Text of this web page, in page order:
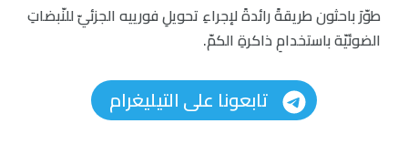
طوّرَ باحثون طريقةً رائدةً لإجراءِ تحويلِ فورييه الجزئيّ للنّبضاتِ
الضوئيّة باستخدامِ ذاكرةِ الكمّ.
تابعونا على التيليغرام